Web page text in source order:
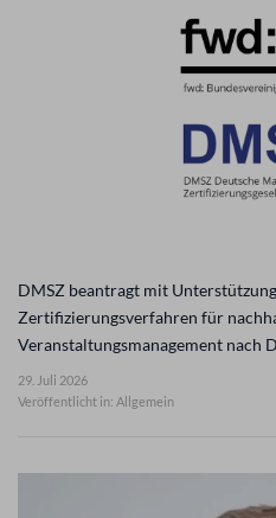
DMSZ beantragt mit
Zertifizierungsverfahren für
Veranstaltungsmanagement nach
29. Juli 2026
Veröffentlicht in: Allgemein